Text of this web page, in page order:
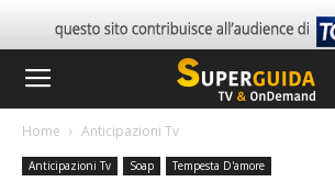
Home Anticipazioni Tv
Anticipazioni Tv Soap Tempesta D'amore